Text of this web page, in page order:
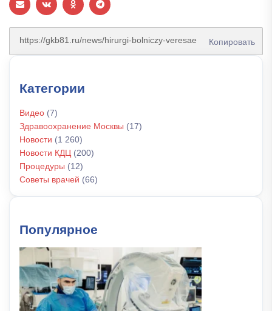
Копировать
Категории
Видео (7)
Здравоохранение Москвы (17)
Новости (1 260)
Новости КДЦ (200)
Процедуры (12)
Советы врачей (66)
Популярное